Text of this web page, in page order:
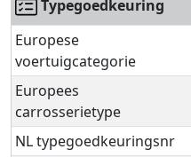
Typegoedkeuring
Europese
voertuigcategorie
Europees
carrosserietype
NL typegoedkeuringsnr